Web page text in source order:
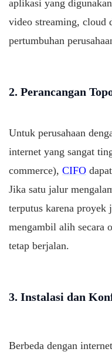
aplikasi yang
video streaming, cloud
pertumbuhan
2. Perancangan
Untuk perusahaan
internet yang sangat
commerce), CIFO
Jika satu jalur
terputus karena proyek
mengambil alih secara
tetap berjalan.
3. Instalasi dan
Berbeda dengan